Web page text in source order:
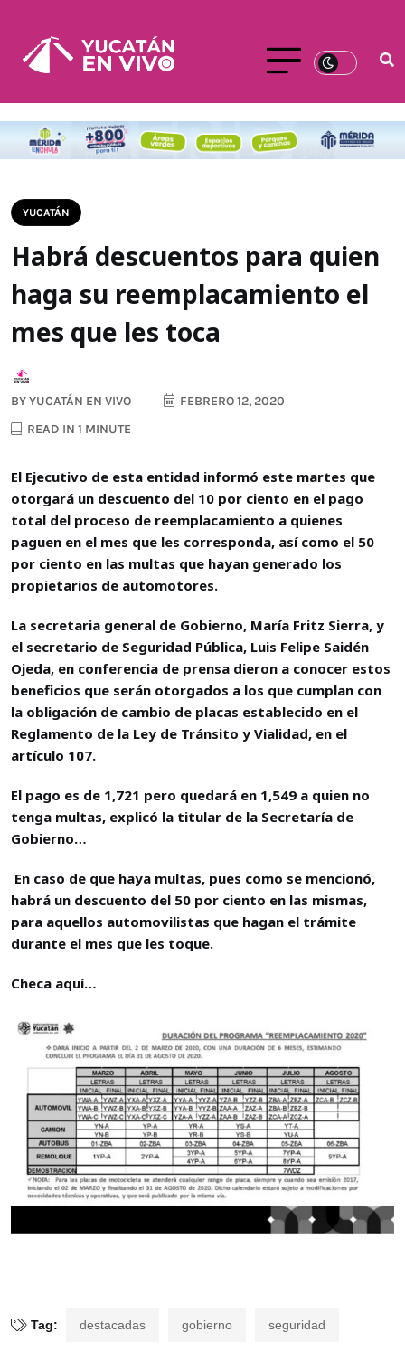
YUCATÁN
Habrá descuentos para quien
haga su reemplacamiento el
mes que les toca
BYYUCATÁN EN VIVO
FEBRERO 12, 2020
READ IN 1 MINUTE
El Ejecutivo de esta entidad informó este martes que
otorgará un descuento del 10 por ciento en el pago
total del proceso de reemplacamiento a quienes
paguen en el mes que les corresponda, así como el 50
por ciento en las multas que hayan generado los
propietarios de automotores.
La secretaria general de Gobierno, María Fritz Sierra, y
el secretario de Seguridad Pública, Luis Felipe Saidén
Ojeda, en conferencia de prensa dieron a conocer estos
beneficios que serán otorgados a los que cumplan con
la obligación de cambio de placas establecido en el
Reglamento de la Ley de Tránsito y Vialidad, en el
artículo 107.
El pago es de 1,721 pero quedará en 1,549 a quien no
tenga multas, explicó la titular de la Secretaría de
Gobierno…
En caso de que haya multas, pues como se mencionó,
habrá un descuento del 50 por ciento en las mismas,
para aquellos automovilistas que hagan el trámite
durante el mes que les toque.
Checa aquí…
Tag: destacadas gobierno seguridad